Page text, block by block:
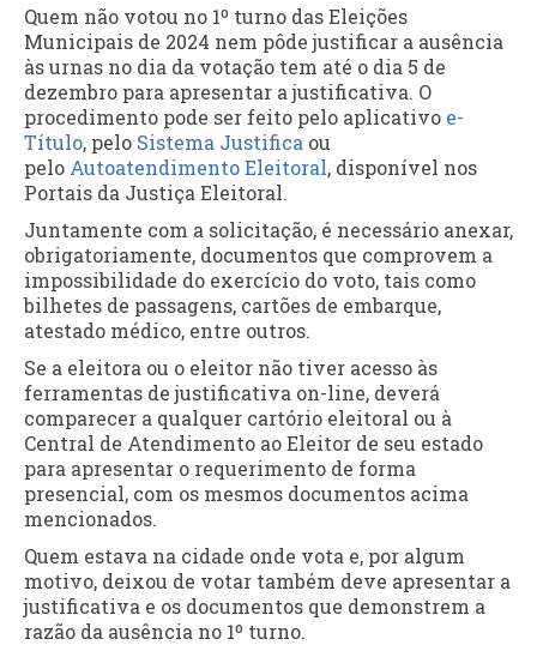
Quem não votou no 1º turno das Eleições
Municipais de 2024 nem pôde justificar a ausência
às urnas no dia da votação tem até o dia 5 de
dezembro para apresentar a justificativa. O
procedimento pode ser feito pelo aplicativo e-
Título, pelo Sistema Justifica ou
pelo Autoatendimento Eleitoral, disponível nos
Portais da Justiça Eleitoral.
Juntamente com a solicitação, é necessário anexar,
obrigatoriamente, documentos que comprovem a
impossibilidade do exercício do voto, tais como
bilhetes de passagens, cartões de embarque,
atestado médico, entre outros.
Se a eleitora ou o eleitor não tiver acesso às
ferramentas de justificativa on-line, deverá
comparecer a qualquer cartório eleitoral ou à
Central de Atendimento ao Eleitor de seu estado
para apresentar o requerimento de forma
presencial, com os mesmos documentos acima
mencionados.
Quem estava na cidade onde vota e, por algum
motivo, deixou de votar também deve apresentar a
justificativa e os documentos que demonstrem a
razão da ausência no 1º turno.